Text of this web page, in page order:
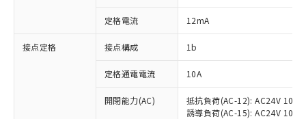
定格電流 12mA
接点定格 接点構成 1b
定格通電電流 10A
開閉能力(AC)
抵抗負荷(AC-12): AC24V 10A/
誘導負荷(AC-15): AC24V
ご利用条件
以下の条件をお読みいただき、同意のうえ
対応済み：EU RoHS指令（10物質）の
非含有に対応した製品が提供可能な商品で
対応予定：EU RoHS指令（10物質）の非含
有に対応した製品に切り替える予定のある
対応予定なし：EU RoHS指令（10物質）の
非含有に非対応の商品で、対応品を出す予